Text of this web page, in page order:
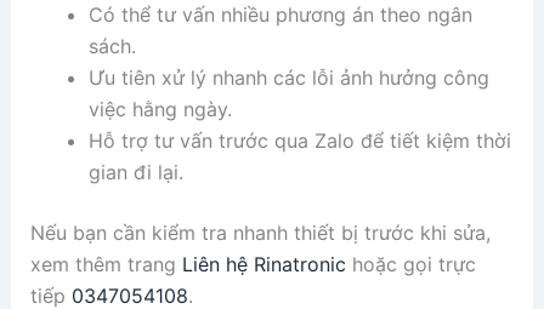
Có thể tư vấn nhiều phương án theo ngân
sách.
Ưu tiên xử lý nhanh các lỗi ảnh hưởng công
việc hằng ngày.
Hỗ trợ tư vấn trước qua Zalo để tiết kiệm thời
gian đi lại.
Nếu bạn cần kiểm tra nhanh thiết bị trước khi sửa,
xem thêm trang Liên hệ Rinatronic hoặc gọi trực
tiếp 0347054108.